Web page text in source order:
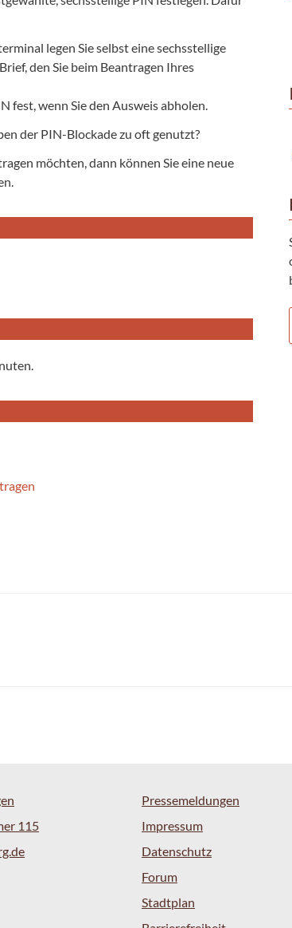
legen Sie selbst eine sechsstellige
den Sie beim Beantragen Ihres
fest, wenn Sie den Ausweis abholen.
der PIN-Blockade zu oft genutzt?
möchten, dann können Sie eine neue
115
Pressemeldungen
Impressum
Datenschutz
Forum
Stadtplan